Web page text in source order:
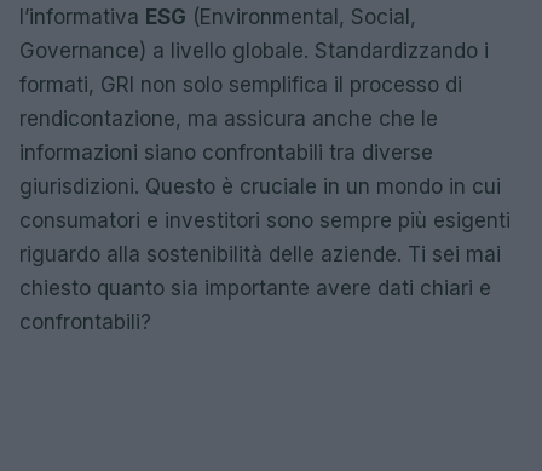
l’informativa ESG (Environmental, Social,
Governance) a livello globale. Standardizzando i
formati, GRI non solo semplifica il processo di
rendicontazione, ma assicura anche che le
informazioni siano confrontabili tra diverse
giurisdizioni. Questo è cruciale in un mondo in cui
consumatori e investitori sono sempre più esigenti
riguardo alla sostenibilità delle aziende. Ti sei mai
chiesto quanto sia importante avere dati chiari e
confrontabili?